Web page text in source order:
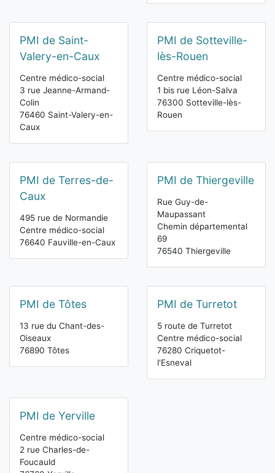
PMI de Saint-
Valery-en-Caux
Centre médico-social
3 rue Jeanne-Armand-
Colin
76460 Saint-Valery-en-
Caux
PMI de Sotteville-
lès-Rouen
Centre médico-social
1 bis rue Léon-Salva
76300 Sotteville-lès-
Rouen
PMI de Terres-de-
Caux
495 rue de Normandie
Centre médico-social
76640 Fauville-en-Caux
PMI de Thiergeville
Rue Guy-de-
Maupassant
Chemin départemental
69
76540 Thiergeville
PMI de Tôtes
13 rue du Chant-des-
Oiseaux
76890 Tôtes
PMI de Turretot
5 route de Turretot
Centre médico-social
76280 Criquetot-
l'Esneval
PMI de Yerville
Centre médico-social
2 rue Charles-de-
Foucauld